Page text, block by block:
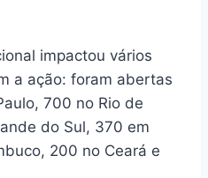
impactou vários
a ação: foram abertas
700 no Rio de
do Sul, 370 em
200 no Ceará e